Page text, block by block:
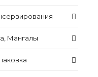
Мангалы